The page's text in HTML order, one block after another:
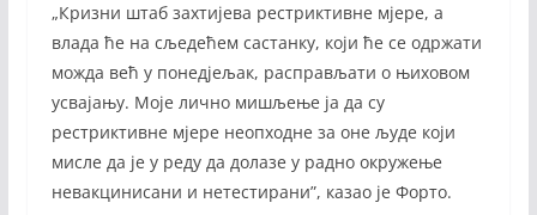
„Кризни штаб захтијева рестриктивне мјере, а
влада ће на сљедећем састанку, који ће се одржати
можда већ у понедјељак, расправљати о њиховом
усвајању. Моје лично мишљење ја да су
рестриктивне мјере неопходне за оне људе који
мисле да је у реду да долазе у радно окружење
невакцинисани и нетестирани”, казао је Форто.